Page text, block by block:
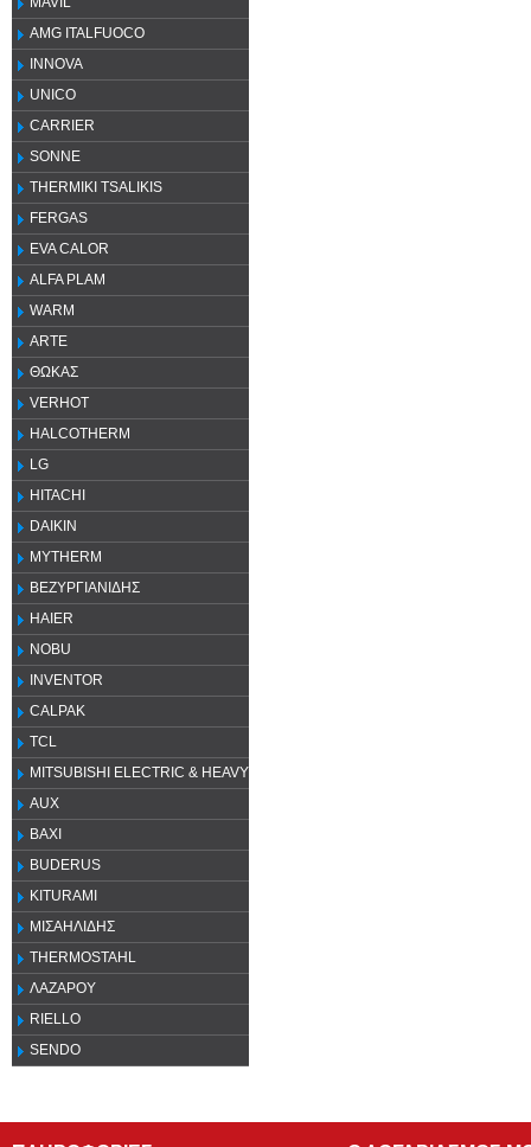
AMG ITALFUOCO
INNOVA
UNICO
CARRIER
SONNE
THERMIKI TSALIKIS
FERGAS
EVA CALOR
ALFA PLAM
WARM
ARTE
ΘΩΚΑΣ
VERHOT
HALCOTHERM
LG
HITACHI
DAIKIN
MYTHERM
ΒΕΖΥΡΓΙΑΝΙΔΗΣ
HAIER
NOBU
INVENTOR
CALPAK
TCL
MITSUBISHI ELECTRIC & HEAVY
AUX
ΒΑΧΙ
BUDERUS
KITURAMI
ΜΙΣΑΗΛΙΔΗΣ
THERMOSTAHL
ΛΑΖΑΡΟΥ
RIELLO
SENDO